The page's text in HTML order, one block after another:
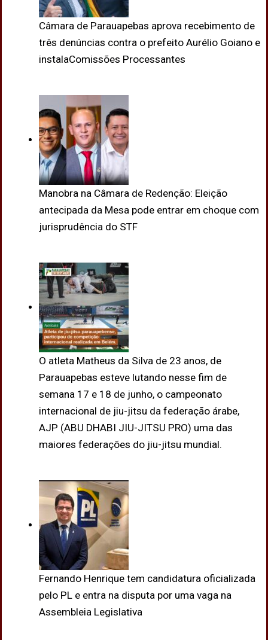
Câmara de Parauapebas aprova recebimento de
três denúncias contra o prefeito Aurélio Goiano e
instalaComissões Processantes
Manobra na Câmara de Redenção: Eleição
antecipada da Mesa pode entrar em choque com
jurisprudência do STF
O atleta Matheus da Silva de 23 anos, de
Parauapebas esteve lutando nesse fim de
semana 17 e 18 de junho, o campeonato
internacional de jiu-jitsu da federação árabe,
AJP (ABU DHABI JIU-JITSU PRO) uma das
maiores federações do jiu-jitsu mundial.
Fernando Henrique tem candidatura oficializada
pelo PL e entra na disputa por uma vaga na
Assembleia Legislativa